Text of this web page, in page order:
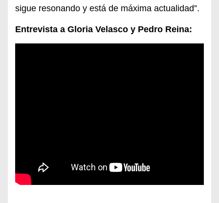
sigue resonando y está de máxima actualidad”.
Entrevista a Gloria Velasco y Pedro Reina: